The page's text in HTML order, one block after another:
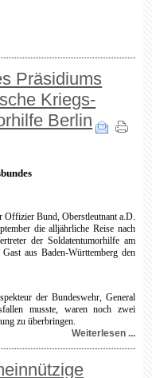
Präsidiums
Kriegs-
Berlin
Bund, Oberstleutnant a.D.
die alljährliche Reise nach
der Soldatentumorhilfe am
aus Baden-Württemberg den
der Bundeswehr, General
musste, waren noch zwei
zu überbringen.
Weiterlesen ...